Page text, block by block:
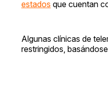
estados que cuentan
Algunas clínicas de
restringidos,